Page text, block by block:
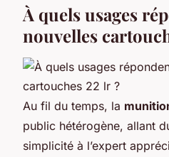
À quels usages
nouvelles
Au fil du temps, la
public hétérogène, allant
simplicité à l’expert